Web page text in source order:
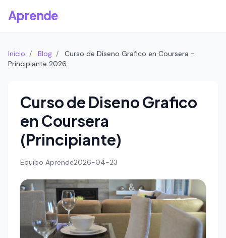
Aprende
Inicio / Blog /
Curso de Diseno Grafico en Coursera -
Principiante 2026
Curso de Diseno Grafico
en Coursera
(Principiante)
Equipo Aprende2026-04-23